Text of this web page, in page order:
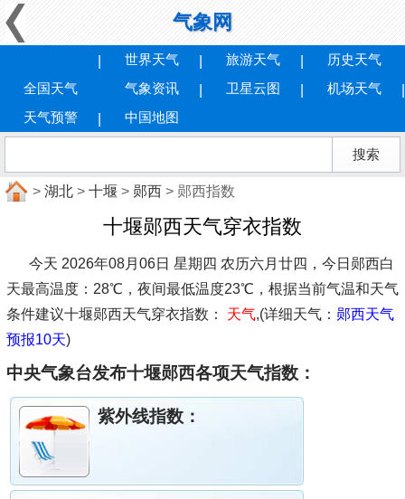
气象网
全国天气
世界天气 旅游天气
历史天气
气象资讯
卫星云图
机场天气
天气预警
中国地图
> 湖北 > 十堰 > 郧西 > 郧西指数
十堰郧西天气穿衣指数
今天 2026年08月06日 星期四 农历六月廿四，今日郧西白
天最高温度：28℃，夜间最低温度23℃，根据当前气温和天气
条件建议十堰郧西天气穿衣指数： 天气,(详细天气： 郧西天气
预报10天)
中央气象台发布十堰郧西各项天气指数：
紫外线指数：